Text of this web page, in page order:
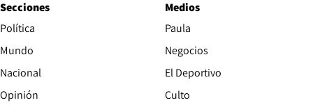
Secciones
Política
Mundo
Nacional
Opinión
Medios
Paula
Negocios
El Deportivo
Culto